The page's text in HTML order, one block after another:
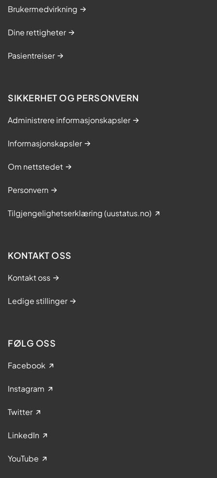
Brukermedvirkning
Dine rettigheter
Pasientreiser
SIKKERHET OG PERSONVERN
Administrere informasjonskapsler
Informasjonskapsler
Om nettstedet
Personvern
Tilgjengelighetserklæring (uustatus.no)
KONTAKT OSS
Kontakt oss
Ledige stillinger
FØLG OSS
Facebook
Instagram
Twitter
LinkedIn
YouTube